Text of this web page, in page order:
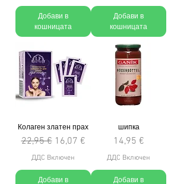
Добави в
кошницата
Добави в
кошницата
Колаген златен прах
Редовна цена
22,95 € Продажна цена
16,07 €
ДДС Включен
Добави в
шипка
Цена
14,95 €
ДДС Включен
Добави в